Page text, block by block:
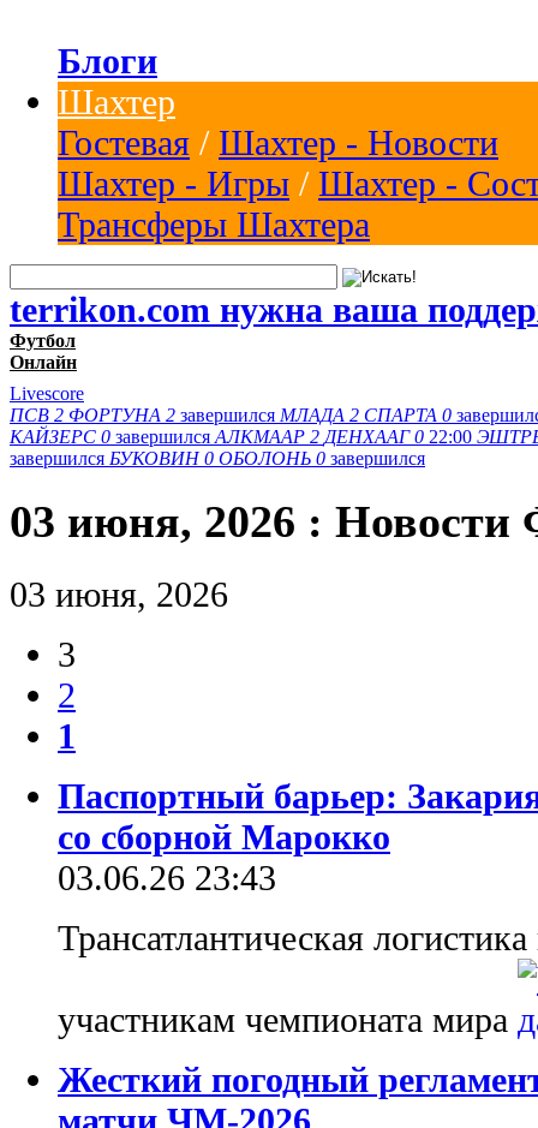
Блоги
Шахтер
Гостевая / Шахтер - Новости
Шахтер - Игры / Шахтер -
Трансферы Шахтера
terrikon.com нужна ваша
Футбол
Онлайн
Livescore
ПСВ 2 ФОРТУНА 2 завершился МЛАДА 2 СПАРТА 0
КАЙЗЕРС 0 завершился АЛКМААР 2 ДЕНХААГ 0 22:00
завершился БУКОВИН 0 ОБОЛОНЬ 0 завершился
03 июня, 2026 : Новости
03 июня, 2026
3
2
1
Паспортный барьер:
со сборной Марокко
03.06.26 23:43
Трансатлантическая
участникам чемпионата мира
Жесткий погодный
матчи ЧМ-2026